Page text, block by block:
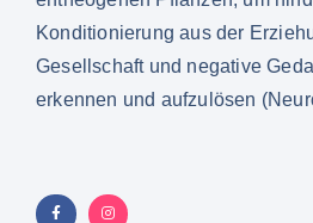
Konditionierung aus der
Gesellschaft und negative
erkennen und aufzulösen